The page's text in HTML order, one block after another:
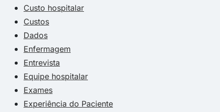
Custo hospitalar
Custos
Dados
Enfermagem
Entrevista
Equipe hospitalar
Exames
Experiência do Paciente